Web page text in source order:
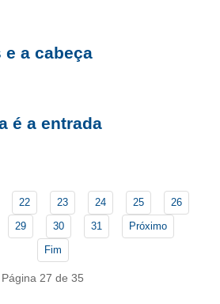
e a cabeça
é a entrada
22 23 24 25
26
29 30 31
Próximo
Fim
Página 27 de 35